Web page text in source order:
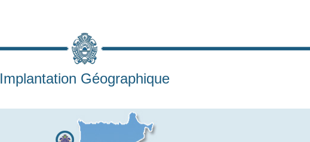
Implantation Géographique